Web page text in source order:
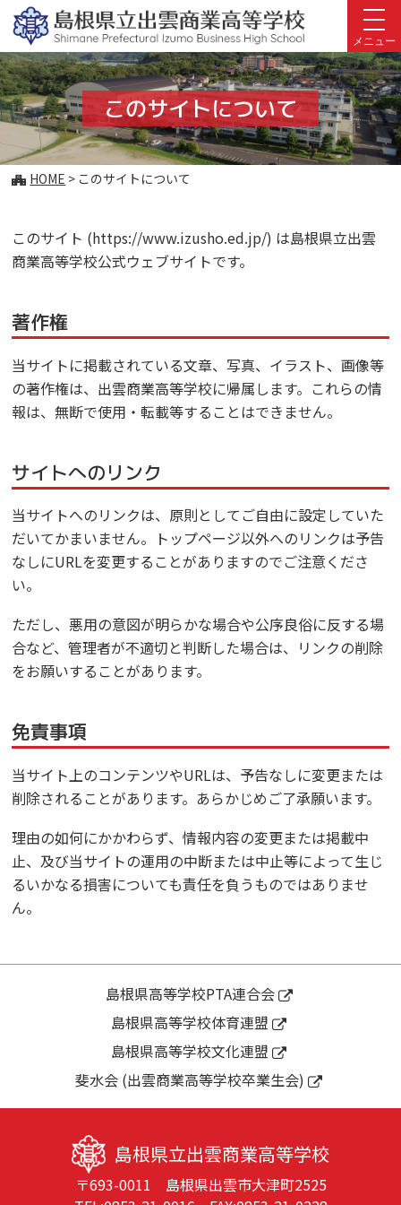
このページの本文へ
メニュー
このサイトについて
こ
ー
ジ
の
置:
HOME > このサイトについて
このサイト (https://www.izusho.ed.jp/) は島根県立出雲
商業高等学校公式ウェブサイトです。
著作権
当サイトに掲載されている文章、写真、イラスト、画像等
の著作権は、出雲商業高等学校に帰属します。これらの情
報は、無断で使用・転載等することはできません。
サイトへのリンク
当サイトへのリンクは、原則としてご自由に設定していた
だいてかまいません。トップページ以外へのリンクは予告
なしにURLを変更することがありますのでご注意くださ
い。
ただし、悪用の意図が明らかな場合や公序良俗に反する場
合など、管理者が不適切と判断した場合は、リンクの削除
をお願いすることがあります。
免責事項
当サイト上のコンテンツやURLは、予告なしに変更または
削除されることがあります。あらかじめご了承願います。
理由の如何にかかわらず、情報内容の変更または掲載中
止、及び当サイトの運用の中断または中止等によって生じ
るいかなる損害についても責任を負うものではありませ
ん。
島根県高等学校PTA連合会
島根県高等学校体育連盟
島根県高等学校文化連盟
斐水会 (出雲商業高等学校卒業生会)
島根県立出雲商業高等学校
〒693-0011 島根県出雲市大津町2525